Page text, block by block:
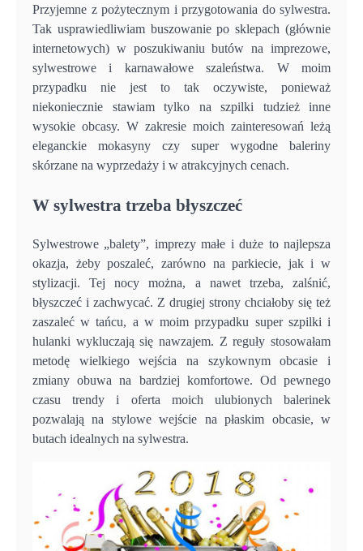
Przyjemne z pożytecznym i przygotowania do sylwestra.
Tak usprawiedliwiam buszowanie po sklepach (głównie
internetowych) w poszukiwaniu butów na imprezowe,
sylwestrowe i karnawałowe szaleństwa. W moim
przypadku nie jest to tak oczywiste, ponieważ
niekoniecznie stawiam tylko na szpilki tudzież inne
wysokie obcasy. W zakresie moich zainteresowań leżą
eleganckie mokasyny czy super wygodne baleriny
skórzane na wyprzedaży i w atrakcyjnych cenach.
W sylwestra trzeba błyszczeć
Sylwestrowe „balety”, imprezy małe i duże to najlepsza
okazja, żeby poszaleć, zarówno na parkiecie, jak i w
stylizacji. Tej nocy można, a nawet trzeba, zalśnić,
błyszczeć i zachwycać. Z drugiej strony chciałoby się też
zaszaleć w tańcu, a w moim przypadku super szpilki i
hulanki wykluczają się nawzajem. Z reguły stosowałam
metodę wielkiego wejścia na szykownym obcasie i
zmiany obuwa na bardziej komfortowe. Od pewnego
czasu trendy i oferta moich ulubionych balerinek
pozwalają na stylowe wejście na płaskim obcasie, w
butach idealnych na sylwestra.